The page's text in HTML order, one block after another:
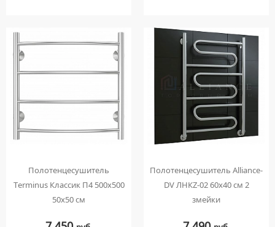
Полотенцесушитель
Terminus Классик П4 500х500
50х50 см
Полотенцесушитель Alliance-
DV ЛНКZ-02 60x40 см 2
змейки